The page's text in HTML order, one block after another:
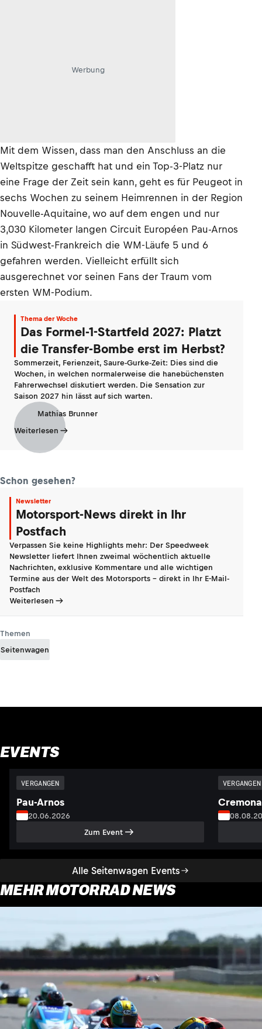
Werbung
Mit dem Wissen, dass man den Anschluss an die
Weltspitze geschafft hat und ein Top-3-Platz nur
eine Frage der Zeit sein kann, geht es für Peugeot in
sechs Wochen zu seinem Heimrennen in der Region
Nouvelle-Aquitaine, wo auf dem engen und nur
3,030 Kilometer langen Circuit Européen Pau-Arnos
in Südwest-Frankreich die WM-Läufe 5 und 6
gefahren werden. Vielleicht erfüllt sich
ausgerechnet vor seinen Fans der Traum vom
ersten WM-Podium.
Thema der Woche
Das Formel-1-Startfeld 2027: Platzt
die Transfer-Bombe erst im Herbst?
Sommerzeit, Ferienzeit, Saure-Gurke-Zeit: Dies sind die
Wochen, in welchen normalerweise die hanebüchensten
Fahrerwechsel diskutiert werden. Die Sensation zur
Saison 2027 hin lässt auf sich warten.
Mathias Brunner
Weiterlesen
Schon gesehen?
Newsletter
Motorsport-News direkt in Ihr
Postfach
Verpassen Sie keine Highlights mehr: Der Speedweek
Newsletter liefert Ihnen zweimal wöchentlich aktuelle
Nachrichten, exklusive Kommentare und alle wichtigen
Termine aus der Welt des Motorsports - direkt in Ihr E-Mail-
Postfach
Weiterlesen
Themen
Seitenwagen
EVENTS
Alle Seitenwagen Events
VERGANGEN
Pau-Arnos
20.06.2026
Zum Event
VERGANGEN
Cremona
MEHR MOTORRAD NEWS